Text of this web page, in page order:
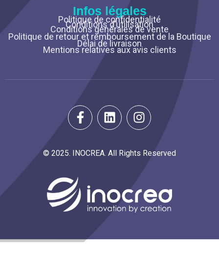
Infos légales
Politique de confidentialité
Conditions d’utilisation
Conditions générales de vente
Politique de retour et remboursement de la Boutique
Délai de livraison
Mentions relatives aux avis clients
© 2025. INOCREA. All Rights Reserved